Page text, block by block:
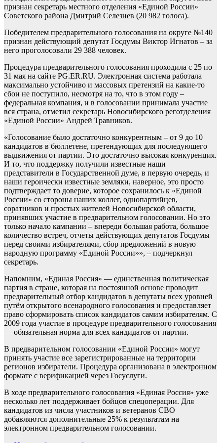
признан секретарь местного отделения «Единой России»
Советского района Дмитрий Селезнев (20 982 голоса).
Победителем предварительного голосования на округе №140
признан действующий депутат Госдумы Виктор Игнатов – за
него проголосовали 29 388 человек.
Процедура предварительного голосования проходила с 25 по
31 мая на сайте PG.ER.RU. Электронная система работала
максимально устойчиво и массовых претензий на какие-то
сбои не поступило, несмотря на то, что в этом году –
федеральная компания, и в голосовании принимала участие
вся страна, отметил секретарь Новосибирского реготделения
«Единой России» Андрей Травников.
«Голосование было достаточно конкурентным – от 9 до 10
кандидатов в бюллетене, претендующих для последующего
выдвижения от партии. Это достаточно высокая конкуренция.
И то, что поддержку получили известные наши
представители в Государственной думе, в первую очередь, и
наши героически известные земляки, наверное, это просто
подтверждает то доверие, которое сохранилось к «Единой
России» со стороны наших коллег, однопартийцев,
соратников и простых жителей Новосибирской области,
принявших участие в предварительном голосовании. Но это
только начало кампании – впереди большая работа, большое
количество встреч, отчеты действующих депутатов Госдумы
перед своими избирателями, сбор предложений в новую
народную программу «Единой России»», – подчеркнул
секретарь.
Напомним, «Единая Россия» — единственная политическая
партия в стране, которая на постоянной основе проводит
предварительный отбор кандидатов в депутаты всех уровней
путём открытого всенародного голосования и предоставляет
право сформировать список кандидатов самим избирателям. С
2009 года участие в процедуре предварительного голосования
— обязательная норма для всех кандидатов от партии.
В предварительном голосовании «Единой России» могут
принять участие все зарегистрированные на территории
регионов избиратели. Процедура организована в электронном
формате с верификацией через Госуслуги.
В ходе предварительного голосования «Единая Россия» уже
несколько лет поддерживает бойцов спецоперации. Для
кандидатов из числа участников и ветеранов СВО
добавляются дополнительные 25% к результатам на
электронном предварительном голосовании.